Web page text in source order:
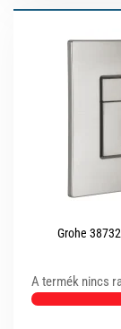
Grohe
A termék nincs